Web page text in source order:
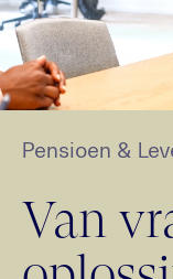
Pensioen &
Van